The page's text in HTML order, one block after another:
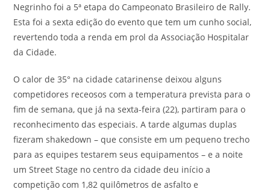
Negrinho foi a 5ª etapa do Campeonato Brasileiro de Rally.
Esta foi a sexta edição do evento que tem um cunho social,
revertendo toda a renda em prol da Associação Hospitalar
da Cidade.
O calor de 35° na cidade catarinense deixou alguns
competidores receosos com a temperatura prevista para o
fim de semana, que já na sexta-feira (22), partiram para o
reconhecimento das especiais. A tarde algumas duplas
fizeram shakedown – que consiste em um pequeno trecho
para as equipes testarem seus equipamentos – e a noite
um Street Stage no centro da cidade deu início a
competição com 1,82 quilômetros de asfalto e